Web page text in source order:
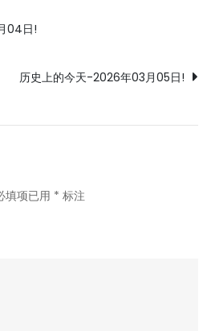
04日!
历史上的今天-2026年03月05日!
填项已用 * 标注